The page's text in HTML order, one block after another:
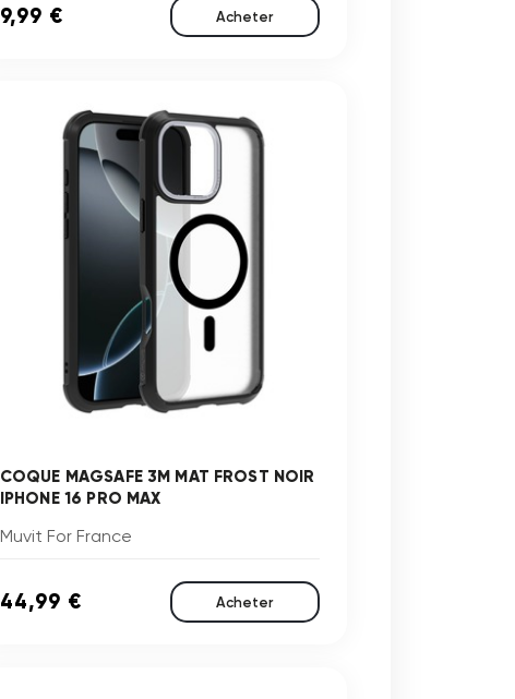
9,99 € Acheter
COQUE MAGSAFE 3M MAT FROST NOIR
IPHONE 16 PRO MAX
Muvit For France
44,99 € Acheter